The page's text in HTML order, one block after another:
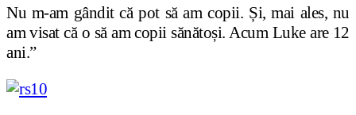
Nu m-am gândit că pot să am copii. Și, mai ales, nu
am visat că o să am copii sănătoși. Acum Luke are 12
ani.”